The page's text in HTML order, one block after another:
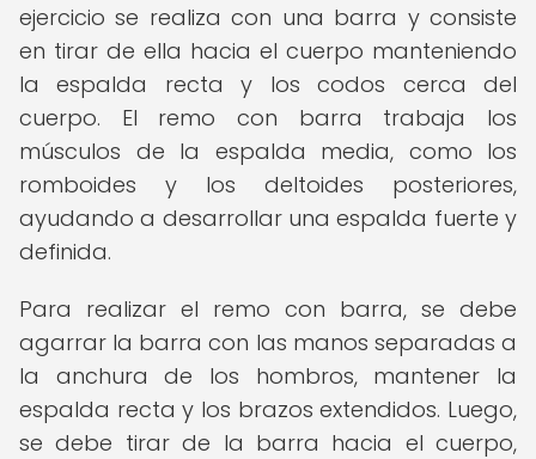
ejercicio se realiza con una barra y consiste
en tirar de ella hacia el cuerpo manteniendo
la espalda recta y los codos cerca del
cuerpo. El remo con barra trabaja los
músculos de la espalda media, como los
romboides y los deltoides posteriores,
ayudando a desarrollar una espalda fuerte y
definida.
Para realizar el remo con barra, se debe
agarrar la barra con las manos separadas a
la anchura de los hombros, mantener la
espalda recta y los brazos extendidos. Luego,
se debe tirar de la barra hacia el cuerpo,